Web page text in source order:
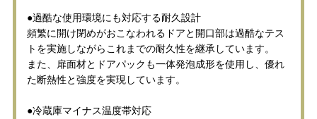
●過酷な使用環境にも対応する耐久設計
頻繁に開け閉めがおこなわれるドアと開口部は過酷なテス
トを実施しながらこれまでの耐久性を継承しています。
また、扉面材とドアパックも一体発泡成形を使用し、優れ
た断熱性と強度を実現しています。
●冷蔵庫マイナス温度帯対応